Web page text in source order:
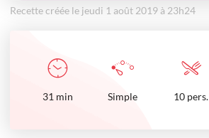
Recette créée le jeudi 1 août 2019 à 23h24
31 min Simple 10 pers.